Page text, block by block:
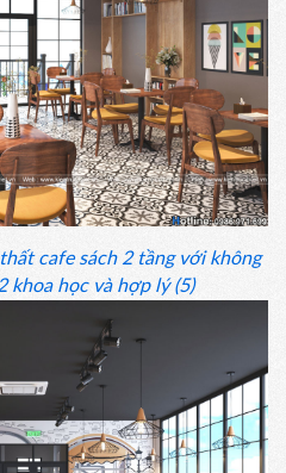
cafe sách 2 tầng với không
khoa học và hợp lý (5)